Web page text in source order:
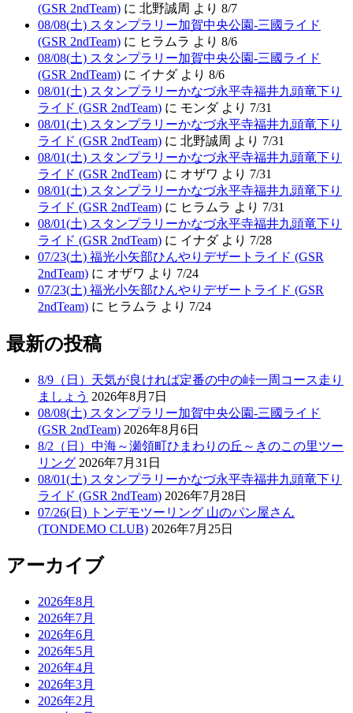
(GSR 2ndTeam) に 北野誠周 より 8/7
08/08(土) スタンプラリー加賀中央公園-三國ライド
(GSR 2ndTeam) に ヒラムラ より 8/6
08/08(土) スタンプラリー加賀中央公園-三國ライド
(GSR 2ndTeam) に イナダ より 8/6
08/01(土) スタンプラリーかなづ永平寺福井九頭竜下り
ライド (GSR 2ndTeam) に モンダ より 7/31
08/01(土) スタンプラリーかなづ永平寺福井九頭竜下り
ライド (GSR 2ndTeam) に 北野誠周 より 7/31
08/01(土) スタンプラリーかなづ永平寺福井九頭竜下り
ライド (GSR 2ndTeam) に オザワ より 7/31
08/01(土) スタンプラリーかなづ永平寺福井九頭竜下り
ライド (GSR 2ndTeam) に ヒラムラ より 7/31
08/01(土) スタンプラリーかなづ永平寺福井九頭竜下り
ライド (GSR 2ndTeam) に イナダ より 7/28
07/23(土) 福光小矢部ひんやりデザートライド (GSR
2ndTeam) に オザワ より 7/24
07/23(土) 福光小矢部ひんやりデザートライド (GSR
2ndTeam) に ヒラムラ より 7/24
最新の投稿
8/9（日）天気が良ければ定番の中の峠一周コース走り
ましょう 2026年8月7日
08/08(土) スタンプラリー加賀中央公園-三國ライド
(GSR 2ndTeam) 2026年8月6日
8/2（日）中海～瀬領町ひまわりの丘～きのこの里ツー
リング 2026年7月31日
08/01(土) スタンプラリーかなづ永平寺福井九頭竜下り
ライド (GSR 2ndTeam) 2026年7月28日
07/26(日) トンデモツーリング 山のパン屋さん
(TONDEMO CLUB) 2026年7月25日
アーカイブ
2026年8月
2026年7月
2026年6月
2026年5月
2026年4月
2026年3月
2026年2月